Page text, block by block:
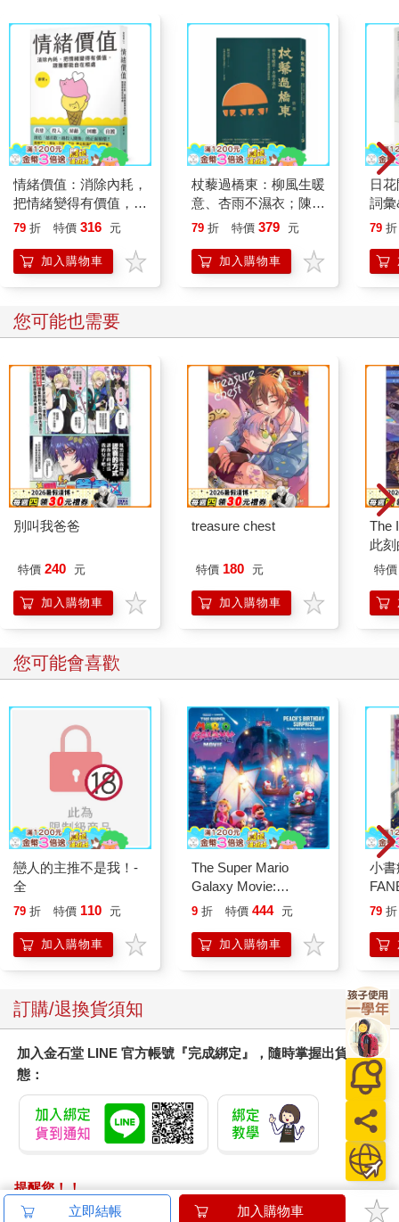
情緒價值：消除內耗，
把情緒變得有價值，跟
誰都能自在相處
79 折 特價 316 元
加入購物車
杖藜過橋東：柳風生暖
意、杏雨不濕衣；陳亮
恭談以心轉境的適齡漫
79 折 特價 379 元
加入購物車
日
詞
79 折
您可能也需要
別叫我爸爸
特價 240 元
加入購物車
treasure chest
特價 180 元
加入購物車
The
此
特價
您可能會喜歡
戀人的主推不是我！-
全
79 折 特價 110 元
加入購物車
The Super Mario
Galaxy Movie:
Peach`s Birthday
Mario Galaxy Movie
Storybook
9 折 特價 444 元
加入購物車
小
成
79 折
訂購/退換貨須知
加入金石堂 LINE 官方帳號『完成綁定』，隨時掌握出貨動
態：
提醒您！！
金石堂及銀行均不會請您操作ATM! 如接獲電話要求您前往
立即結帳 加入購物車